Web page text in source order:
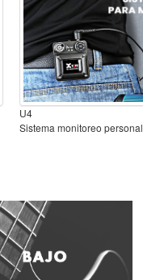
U4
Sistema monitoreo personal